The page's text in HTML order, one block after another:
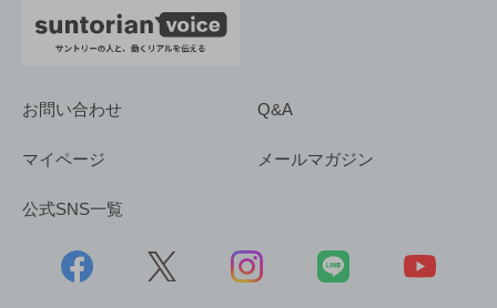
お問い合わせ Q&A
マイページ メールマガジン
公式SNS一覧